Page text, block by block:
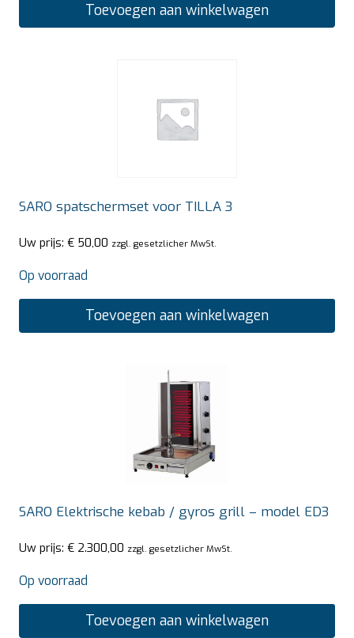
Toevoegen aan winkelwagen
SARO spatschermset voor TILLA 3
Uw prijs: € 50,00 zzgl. gesetzlicher MwSt.
Op voorraad
Toevoegen aan winkelwagen
SARO Elektrische kebab / gyros grill – model ED3
Uw prijs: € 2.300,00 zzgl. gesetzlicher MwSt.
Op voorraad
Toevoegen aan winkelwagen